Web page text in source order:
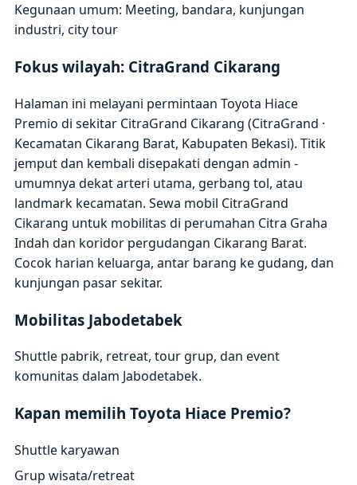
Kegunaan umum: Meeting, bandara, kunjungan
industri, city tour
Fokus wilayah: CitraGrand Cikarang
Halaman ini melayani permintaan Toyota Hiace
Premio di sekitar CitraGrand Cikarang (CitraGrand ·
Kecamatan Cikarang Barat, Kabupaten Bekasi). Titik
jemput dan kembali disepakati dengan admin -
umumnya dekat arteri utama, gerbang tol, atau
landmark kecamatan. Sewa mobil CitraGrand
Cikarang untuk mobilitas di perumahan Citra Graha
Indah dan koridor pergudangan Cikarang Barat.
Cocok harian keluarga, antar barang ke gudang, dan
kunjungan pasar sekitar.
Mobilitas Jabodetabek
Shuttle pabrik, retreat, tour grup, dan event
komunitas dalam Jabodetabek.
Kapan memilih Toyota Hiace Premio?
Shuttle karyawan
Grup wisata/retreat